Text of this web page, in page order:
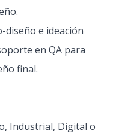
diseño e ideación
en QA para
final.
Industrial, Digital o